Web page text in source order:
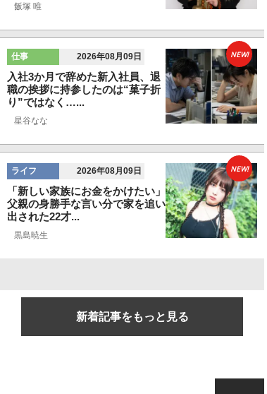
飯塚 唯
仕事 2026年08月09日
入社3か月で辞めた新入社員、退
職の挨拶に持参したのは“菓子折
り”ではなく…...
星谷なな
NEW!
ライフ 2026年08月09日
「新しい家族にお金をかけたい」
父親の身勝手な言い分で家を追い
出された22才...
黒島暁生
NEW!
新着記事をもっと見る